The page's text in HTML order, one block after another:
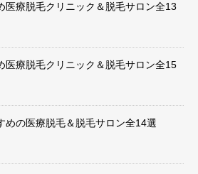
医療脱毛クリニック＆脱毛サロン全13
医療脱毛クリニック＆脱毛サロン全15
めの医療脱毛＆脱毛サロン全14選